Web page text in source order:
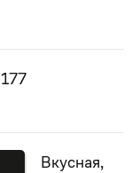
177
Вкусная,